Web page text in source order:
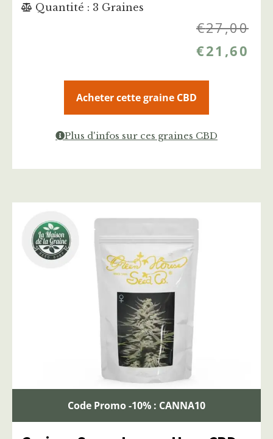
Quantité : 3 Graines
€27,00
€21,60
Acheter cette graine CBD
Plus d'infos sur ces graines CBD
Code Promo -10% : CANNA10